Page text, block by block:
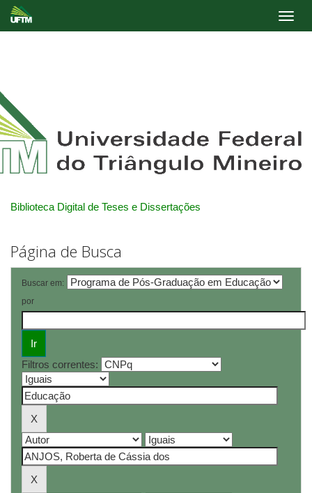
Biblioteca Digital de Teses e Dissertações
Página de Busca
Buscar em:
por
Filtros correntes: